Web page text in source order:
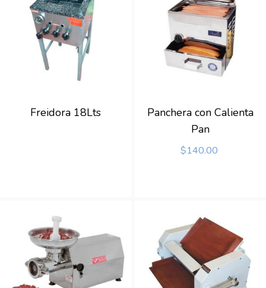
Freidora 18Lts
Panchera con Calienta
Pan
$140.00